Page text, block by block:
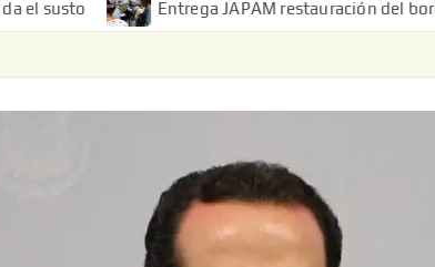
Entrega JAPAM restauración del bordo de